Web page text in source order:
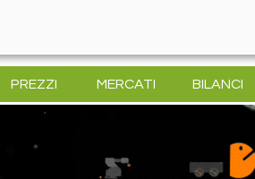
PREZZI MERCATI BILANCI